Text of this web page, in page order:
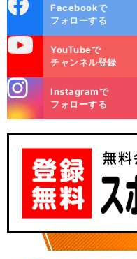
ok
Facebookで
フォローする
YouTubeで
チャンネル登録
m
Instagramで
フォローする